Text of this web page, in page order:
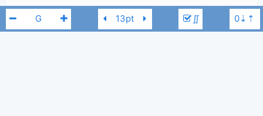
∬
Thêm vào Chia sẻ In ra giấy Quản lý